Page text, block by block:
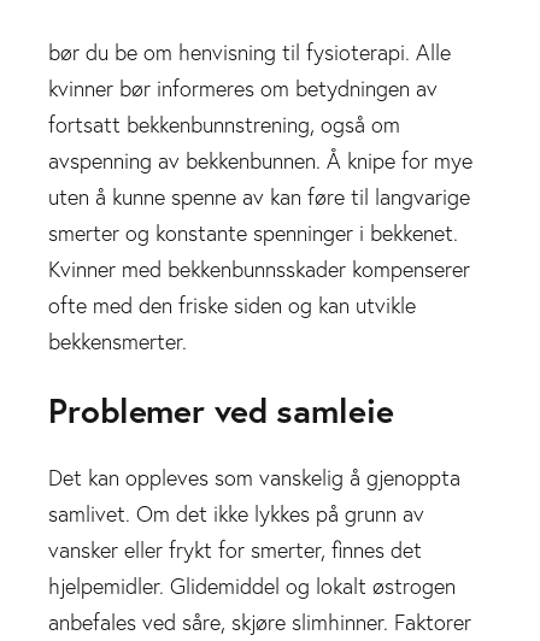
bør du be om henvisning til fysioterapi. Alle
kvinner bør informeres om betydningen av
fortsatt bekkenbunnstrening, også om
avspenning av bekkenbunnen. Å knipe for mye
uten å kunne spenne av kan føre til langvarige
smerter og konstante spenninger i bekkenet.
Kvinner med bekkenbunnsskader kompenserer
ofte med den friske siden og kan utvikle
bekkensmerter.
Problemer ved samleie
Det kan oppleves som vanskelig å gjenoppta
samlivet. Om det ikke lykkes på grunn av
vansker eller frykt for smerter, finnes det
hjelpemidler. Glidemiddel og lokalt østrogen
anbefales ved såre, skjøre slimhinner. Faktorer